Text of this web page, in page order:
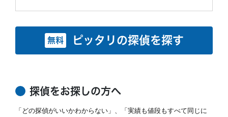
す。
その結果、98% (2023年度) という非常に高い満足度をいただくこと
方におすすめです。
調査で使用するカメラ数：平均１６台～２２台
平均の約6倍！)
(他社２～３年に１回買い替え)
続きを読む
カウンセリング 「明朗会計」がモットー。 あとから請求は時
無料 ピッタリの探偵を探す
探偵をお探しの方へ
「どの探偵がいいかわからない」、「実績も値段もすべて同じに